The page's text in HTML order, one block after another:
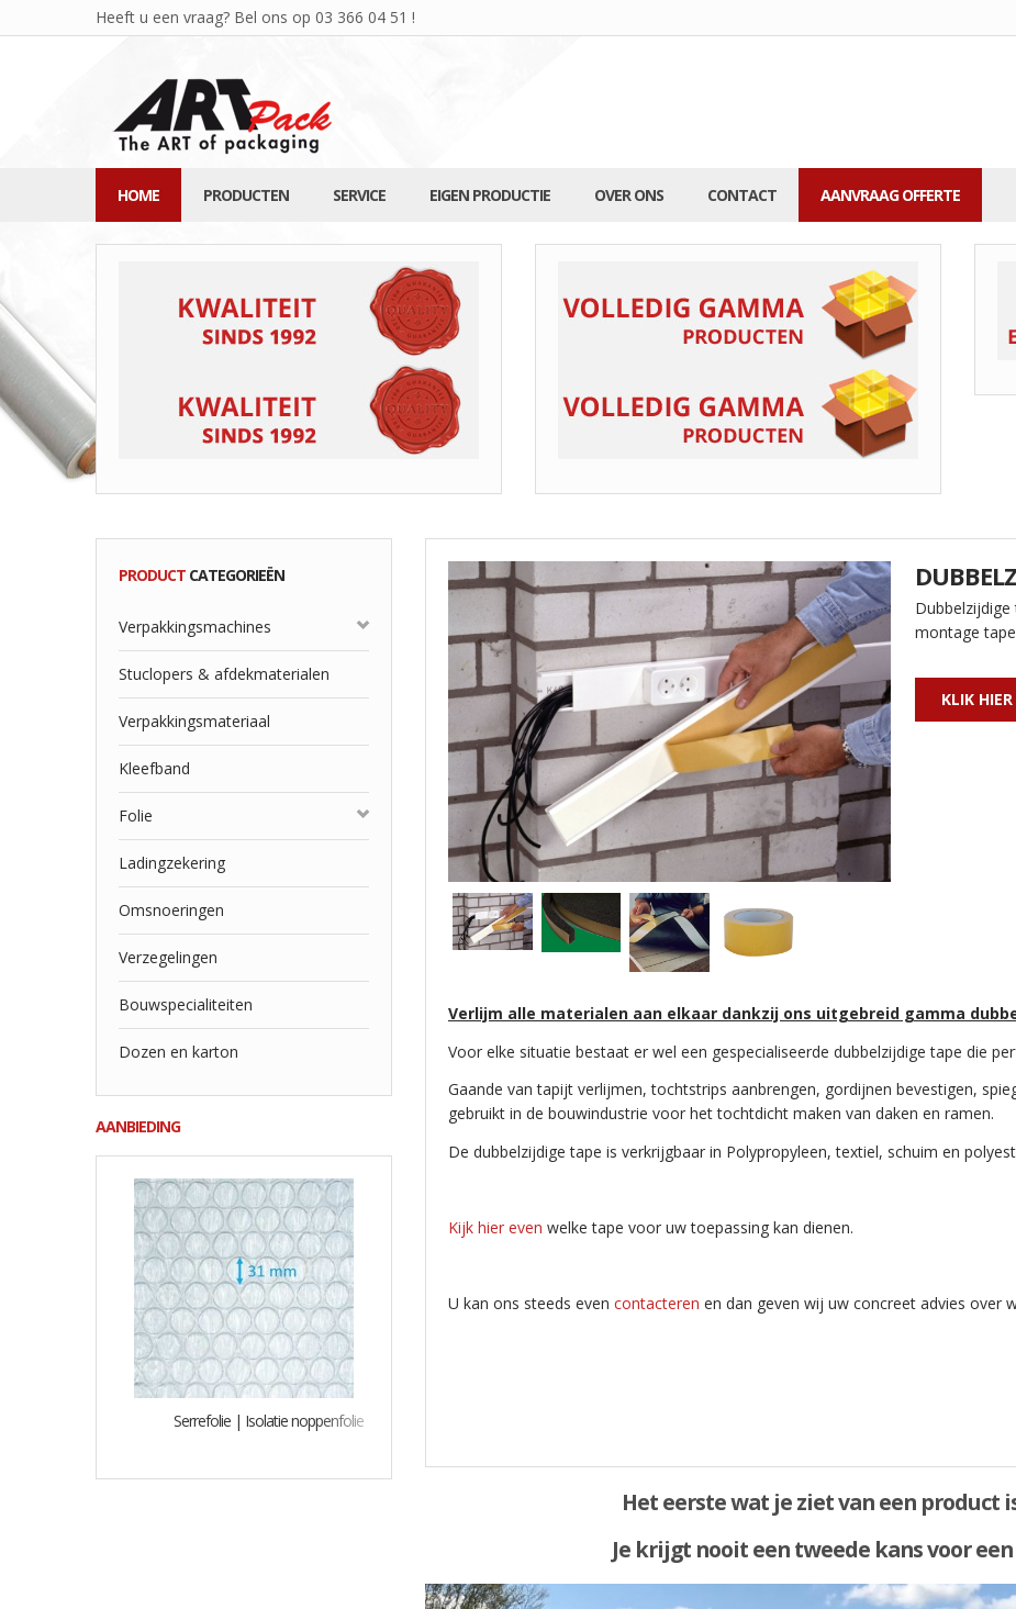
Heeft u een vraag? Bel ons op 03 366 04 51 !
HOME PRODUCTEN SERVICE EIGEN PRODUCTIE OVER ONS CONTACT AANVRAAG OFFERTE
PRODUCT CATEGORIEËN
Verpakkingsmachines
Stuclopers & afdekmaterialen
Verpakkingsmateriaal
Kleefband
Folie
Ladingzekering
Omsnoeringen
Verzegelingen
Bouwspecialiteiten
Dozen en karton
AANBIEDING
Serrefolie | Isolatie noppenfolie
montage tape
KLIK
Verlijm alle materialen aan elkaar dankzij ons uitgebreid gamma
Voor elke situatie bestaat er wel een gespecialiseerde dubbelzijdige tape die
Gaande van tapijt verlijmen, tochtstrips aanbrengen, gordijnen bevestigen,
gebruikt in de bouwindustrie voor het tochtdicht maken van daken en ramen.
De dubbelzijdige tape is verkrijgbaar in Polypropyleen, textiel, schuim en
Kijk hier even welke tape voor uw toepassing kan dienen.
U kan ons steeds even contacteren en dan geven wij uw concreet advies over
Het eerste wat je ziet van een product
Je krijgt nooit een tweede kans voor